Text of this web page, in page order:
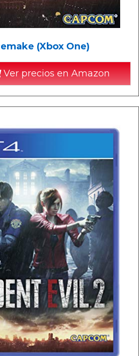
(Xbox One)
Ver precios en Amazon